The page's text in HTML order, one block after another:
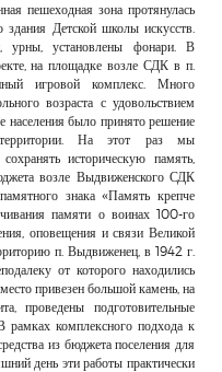
пешеходная зона протянулась
Детской школы искусств.
урны, установлены фонари. В
на площадке возле СДК в п.
игровой комплекс. Много
возраста с удовольствием
населения было принято решение
территории. На этот раз мы
историческую память,
возле Выдвиженского СДК
знака «Память крепче
памяти о воинах 100-го
оповещения и связи Великой
п. Выдвиженец, в 1942 г.
от которого находились
привезен большой камень, на
проведены подготовительные
рамках комплексного подхода к
из бюджета поселения для
день эти работы практически